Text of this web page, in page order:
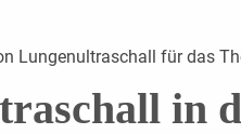
Lungenultraschall für das
in